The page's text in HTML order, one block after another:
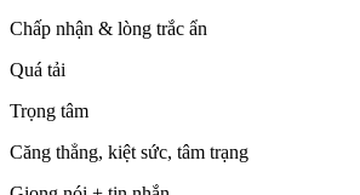
Chấp nhận & lòng trắc ẩn
Quá tải
Trọng tâm
Căng thẳng, kiệt sức, tâm trạng